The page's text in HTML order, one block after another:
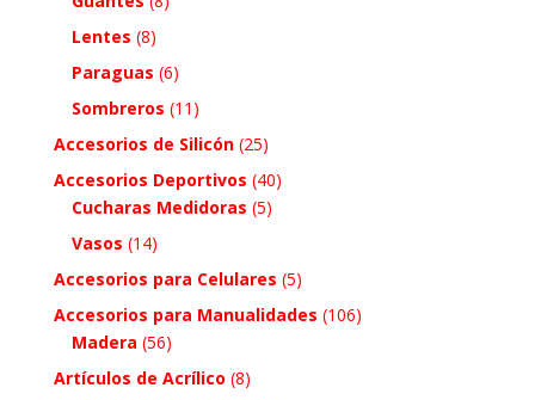
Lentes (8)
Paraguas (6)
Sombreros (11)
Accesorios de Silicón (25)
Accesorios Deportivos (40)
Cucharas Medidoras (5)
Vasos (14)
Accesorios para Celulares (5)
Accesorios para Manualidades (106)
Madera (56)
Artículos de Acrílico (8)